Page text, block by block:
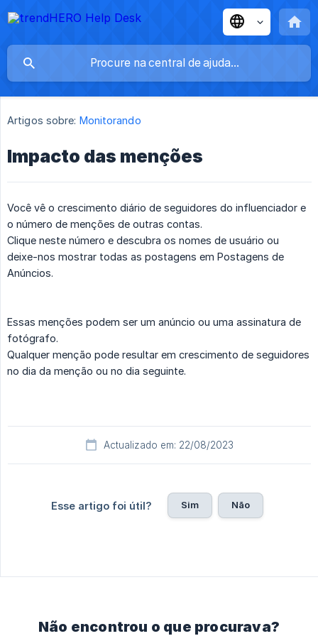
Artigos sobre: Monitorando
Impacto das menções
Você vê o crescimento diário de seguidores do influenciador e
o número de menções de outras contas.
Clique neste número e descubra os nomes de usuário ou
deixe-nos mostrar todas as postagens em Postagens de
Anúncios.
Essas menções podem ser um anúncio ou uma assinatura de
fotógrafo.
Qualquer menção pode resultar em crescimento de seguidores
no dia da menção ou no dia seguinte.
Actualizado em: 22/08/2023
Esse artigo foi útil? Sim Não
Não encontrou o que procurava?